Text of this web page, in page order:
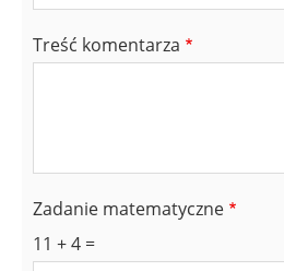
Treść komentarza
Zadanie matematyczne
11 + 4 =